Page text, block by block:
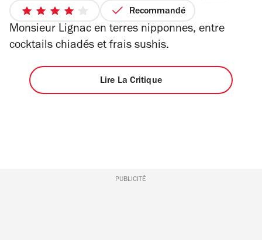
4
sur
5
Recommandé
Monsieur Lignac en terres nipponnes, entre
cocktails chiadés et frais sushis.
Lire La Critique
PUBLICITÉ